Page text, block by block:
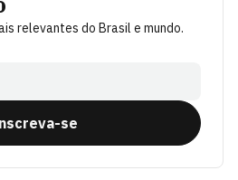
relevantes do Brasil e mundo.
se